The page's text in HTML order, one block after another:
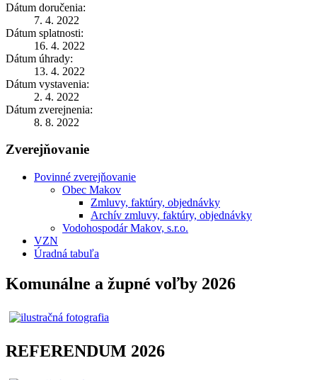
Dátum doručenia:
7. 4. 2022
Dátum splatnosti:
16. 4. 2022
Dátum úhrady:
13. 4. 2022
Dátum vystavenia:
2. 4. 2022
Dátum zverejnenia:
8. 8. 2022
Zverejňovanie
Povinné zverejňovanie
Obec Makov
Zmluvy, faktúry, objednávky
Archív zmluvy, faktúry, objednávky
Vodohospodár Makov, s.r.o.
VZN
Úradná tabuľa
Komunálne a župné voľby 2026
REFERENDUM 2026